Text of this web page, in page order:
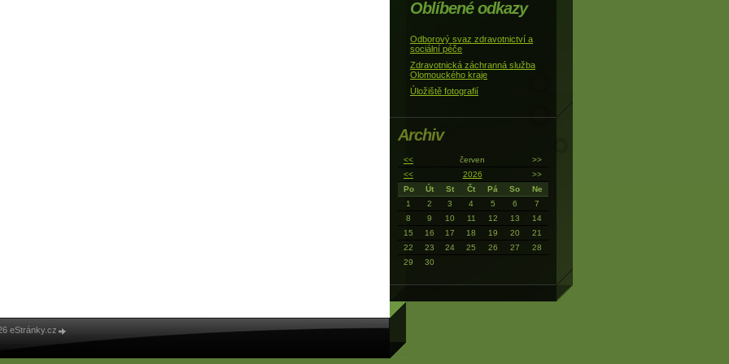
Oblíbené odkazy
Odborový svaz zdravotnictví a
sociální péče
Zdravotnická záchranná služba
Olomouckého kraje
Úložiště fotografií
Archiv
<< červen
>>
<<
2026
>>
Po
Út St Čt Pá So
Ne
1
2 3 4 5 6
7
8
9 10 11 12 13
14
15
16 17 18 19 20
21
22
23 24 25 26 27
28
29
30
eStránky.cz